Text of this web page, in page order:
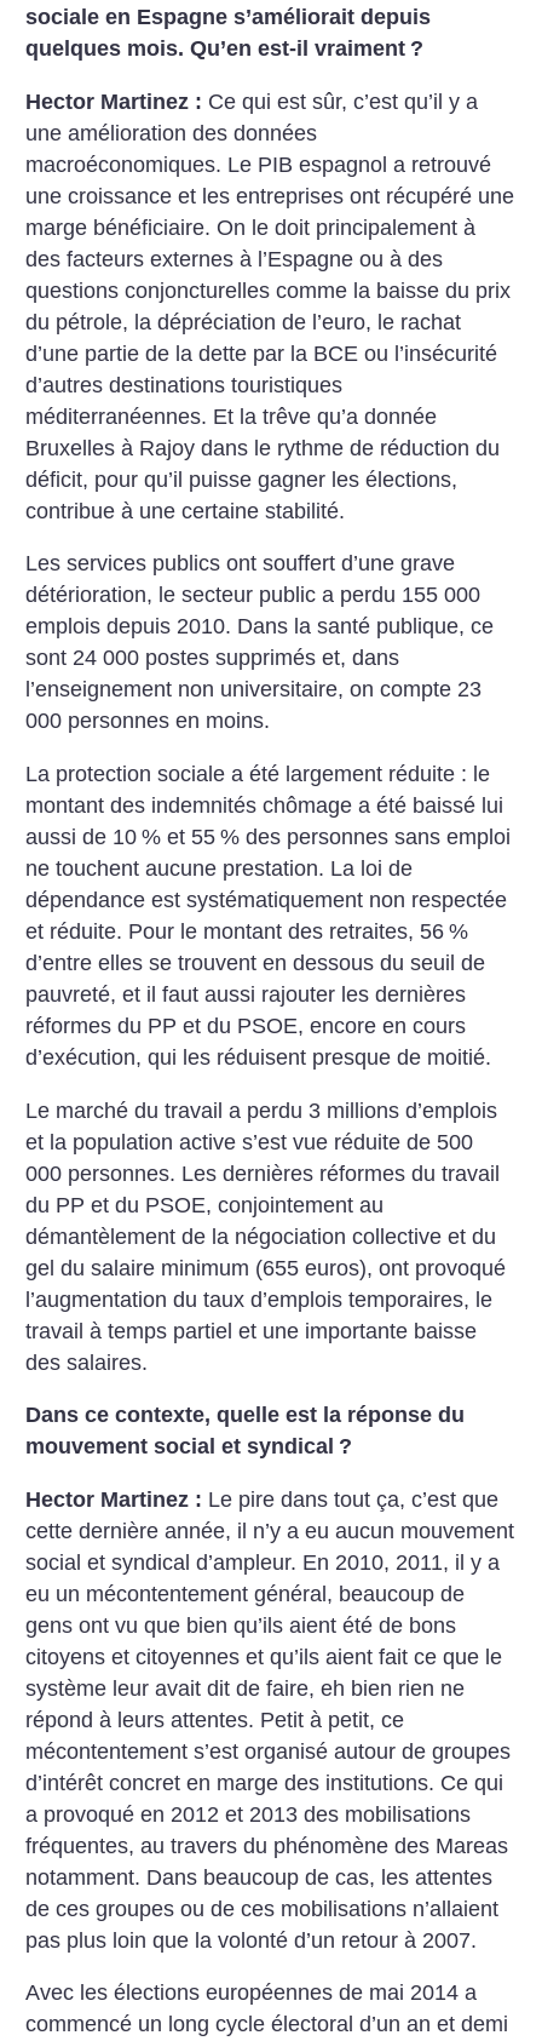
sociale en Espagne s’améliorait depuis
quelques mois. Qu’en est-il vraiment ?
Hector Martinez : Ce qui est sûr, c’est qu’il y a
une amélioration des données
macroéconomiques. Le PIB espagnol a retrouvé
une croissance et les entreprises ont récupéré une
marge bénéficiaire. On le doit principalement à
des facteurs externes à l’Espagne ou à des
questions conjoncturelles comme la baisse du prix
du pétrole, la dépréciation de l’euro, le rachat
d’une partie de la dette par la BCE ou l’insécurité
d’autres destinations touristiques
méditerranéennes. Et la trêve qu’a donnée
Bruxelles à Rajoy dans le rythme de réduction du
déficit, pour qu’il puisse gagner les élections,
contribue à une certaine stabilité.
Les services publics ont souffert d’une grave
détérioration, le secteur public a perdu 155 000
emplois depuis 2010. Dans la santé publique, ce
sont 24 000 postes supprimés et, dans
l’enseignement non universitaire, on compte 23
000 personnes en moins.
La protection sociale a été largement réduite : le
montant des indemnités chômage a été baissé lui
aussi de 10 % et 55 % des personnes sans emploi
ne touchent aucune prestation. La loi de
dépendance est systématiquement non respectée
et réduite. Pour le montant des retraites, 56 %
d’entre elles se trouvent en dessous du seuil de
pauvreté, et il faut aussi rajouter les dernières
réformes du PP et du PSOE, encore en cours
d’exécution, qui les réduisent presque de moitié.
Le marché du travail a perdu 3 millions d’emplois
et la population active s’est vue réduite de 500
000 personnes. Les dernières réformes du travail
du PP et du PSOE, conjointement au
démantèlement de la négociation collective et du
gel du salaire minimum (655 euros), ont provoqué
l’augmentation du taux d’emplois temporaires, le
travail à temps partiel et une importante baisse
des salaires.
Dans ce contexte, quelle est la réponse du
mouvement social et syndical ?
Hector Martinez : Le pire dans tout ça, c’est que
cette dernière année, il n’y a eu aucun mouvement
social et syndical d’ampleur. En 2010, 2011, il y a
eu un mécontentement général, beaucoup de
gens ont vu que bien qu’ils aient été de bons
citoyens et citoyennes et qu’ils aient fait ce que le
système leur avait dit de faire, eh bien rien ne
répond à leurs attentes. Petit à petit, ce
mécontentement s’est organisé autour de groupes
d’intérêt concret en marge des institutions. Ce qui
a provoqué en 2012 et 2013 des mobilisations
fréquentes, au travers du phénomène des Mareas
notamment. Dans beaucoup de cas, les attentes
de ces groupes ou de ces mobilisations n’allaient
pas plus loin que la volonté d’un retour à 2007.
Avec les élections européennes de mai 2014 a
commencé un long cycle électoral d’un an et demi